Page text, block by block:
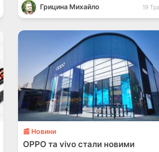
можете ознайомитися нижче. Нагадаємо,
ноутбуки були представлені в Китаї ще в
14 та […]
Грицина Михайло 19
💬
📰 Новини
OPPO та vivo стали новими